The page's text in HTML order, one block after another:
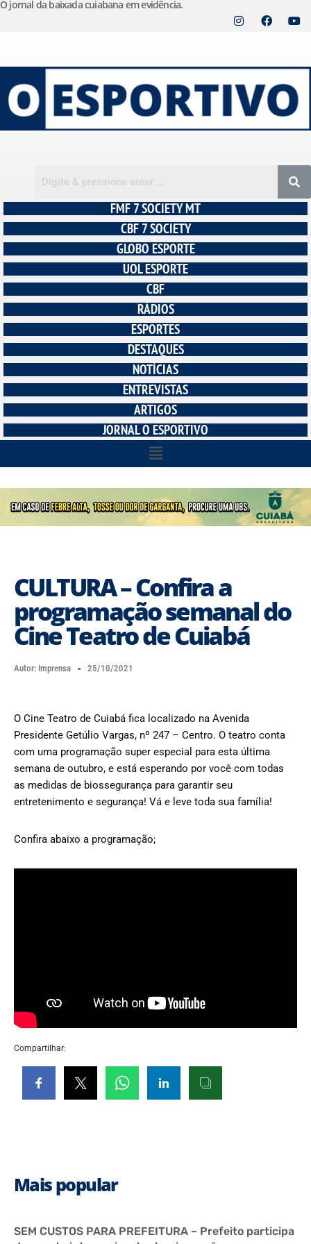
o
conteúdo
O jornal da baixada cuiabana em evidência.
FMF 7 SOCIETY MT
CBF 7 SOCIETY
GLOBO ESPORTE
UOL ESPORTE
CBF
RÁDIOS
ESPORTES
DESTAQUES
NOTÍCIAS
ENTREVISTAS
ARTIGOS
JORNAL O ESPORTIVO
CULTURA – Confira a
programação semanal do
Cine Teatro de Cuiabá
Autor: Imprensa 25/10/2021
O Cine Teatro de Cuiabá fica localizado na Avenida
Presidente Getúlio Vargas, nº 247 – Centro. O teatro conta
com uma programação super especial para esta última
semana de outubro, e está esperando por você com todas
as medidas de biossegurança para garantir seu
entretenimento e segurança! Vá e leve toda sua família!
Confira abaixo a programação;
Compartilhar:
Mais popular
SEM CUSTOS PARA PREFEITURA – Prefeito participa